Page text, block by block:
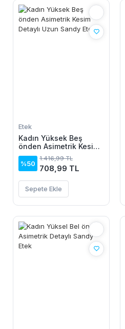
Etek
Kadın Yüksek Beş
önden Asimetrik Kesim
Detaylı Uzun Sandy
Etek
%50
1.416,99 TL
708,99 TL
Sepete Ekle